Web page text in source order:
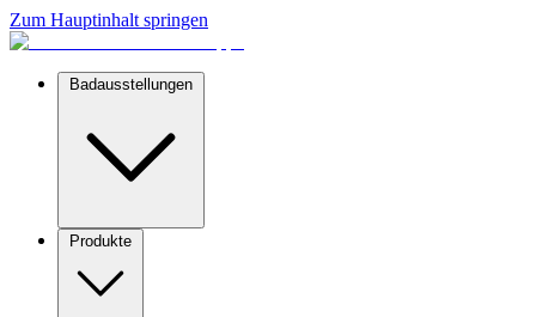
Zum Hauptinhalt springen
Badausstellungen
Produkte